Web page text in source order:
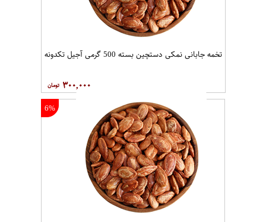
تخمه جابانی نمکی دستچین بسته 500 گرمی آجیل تکدونه
۳۰۰,۰۰۰
6%